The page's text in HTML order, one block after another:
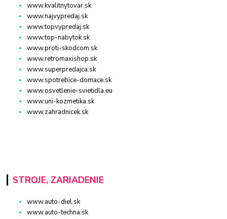
www.kvalitnytovar.sk
www.najvypredaj.sk
www.topvypredaj.sk
www.top-nabytok.sk
www.proti-skodcom.sk
www.retromaxishop.sk
www.superpredajca.sk
www.spotrebice-domace.sk
www.osvetlenie-svietidla.eu
www.uni-kozmetika.sk
www.zahradnicek.sk
STROJE, ZARIADENIE
www.auto-diel.sk
www.auto-techna.sk